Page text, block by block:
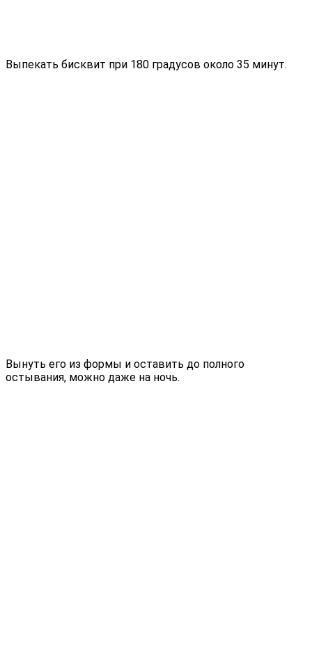
Выпекать бисквит при 180 градусов около 35 минут.
Вынуть его из формы и оставить до полного
остывания, можно даже на ночь.